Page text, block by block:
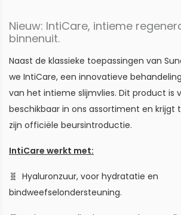
Nieuw: IntiCare, intieme
binnenuit.
Naast de klassieke toepassingen van
we IntiCare, een innovatieve
van het intieme slijmvlies. Dit product is
beschikbaar in ons assortiment en krijgt
zijn officiële beursintroductie.
IntiCare werkt met:
🧬 Hyaluronzuur, voor hydratatie en
bindweefselondersteuning.